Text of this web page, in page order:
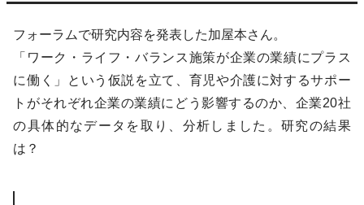
フォーラムで研究内容を発表した加屋本さん。
「ワーク・ライフ・バランス施策が企業の業績にプラス
に働く」という仮説を立て、育児や介護に対するサポー
トがそれぞれ企業の業績にどう影響するのか、企業20社
の具体的なデータを取り、分析しました。研究の結果
は？